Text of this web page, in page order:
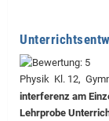
Physik Kl. 12,
interferenz am
Lehrprobe